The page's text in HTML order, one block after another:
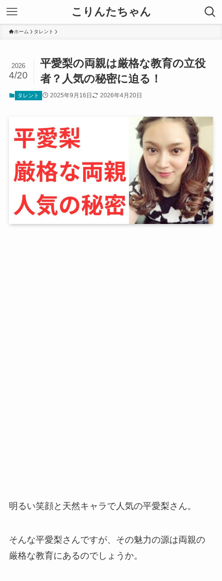
こりんたちゃん
ホーム タレント
平愛梨の両親は厳格な教育の立役
者？人気の秘密に迫る！
2026
4/20
タレント 2025年9月16日 2026年4月20日
明るい笑顔と天然キャラで人気の平愛梨さん。
そんな平愛梨さんですが、その魅力の源は両親の
厳格な教育にあるのでしょうか。